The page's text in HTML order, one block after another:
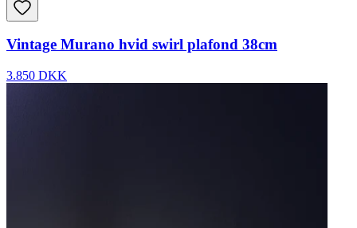
Vintage Murano hvid swirl plafond 38cm
3.850 DKK